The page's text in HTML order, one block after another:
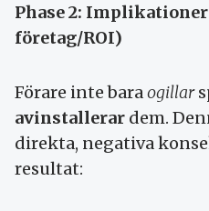
Phase 2:
företag/ROI)
Förare inte baraogillar
avinstallerar dem.
direkta, negativa
resultat: